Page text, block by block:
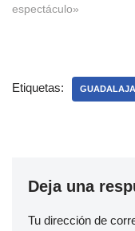
espectáculo»
Etiquetas:
Deja una
Tu dirección de